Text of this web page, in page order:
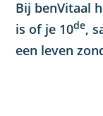
Bij benVitaal
is of je 10de,
een leven